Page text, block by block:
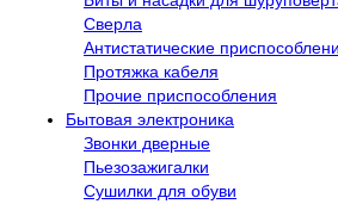
Сверла
Антистатические
Протяжка кабеля
Прочие приспособления
Бытовая электроника
Звонки дверные
Пьезозажигалки
Сушилки для обуви